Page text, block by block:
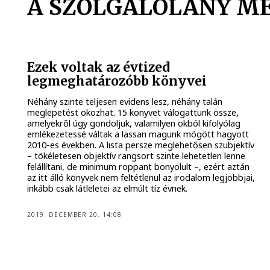
A SZOLGÁLÓLÁNY
Ezek voltak az évtized
legmeghatározóbb könyvei
Néhány szinte teljesen evidens lesz, néhány talán
meglepetést okozhat. 15 könyvet válogattunk össze,
amelyekről úgy gondoljuk, valamilyen okból kifolyólag
emlékezetessé váltak a lassan magunk mögött hagyott
2010-es években. A lista persze meglehetősen szubjektív
– tökéletesen objektív rangsort szinte lehetetlen lenne
felállítani, de minimum roppant bonyolult –, ezért aztán
az itt álló könyvek nem feltétlenül az irodalom legjobbjai,
inkább csak látleletei az elmúlt tíz évnek.
2019. DECEMBER 20. 14:08